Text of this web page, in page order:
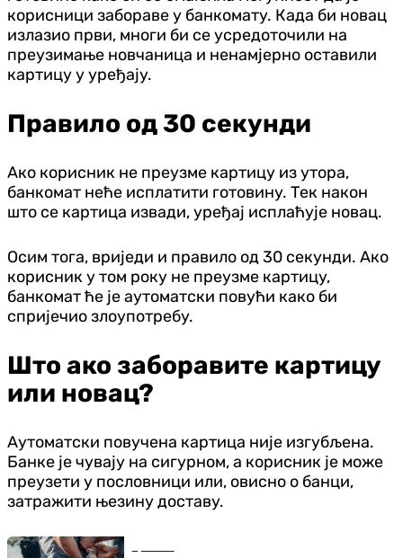
корисници забораве у банкомату. Када би новац
излазио први, многи би се усредоточили на
преузимање новчаница и ненамјерно оставили
картицу у уређају.
Правило од 30 секунди
Ако корисник не преузме картицу из утора,
банкомат неће исплатити готовину. Тек након
што се картица извади, уређај исплаћује новац.
Осим тога, вриједи и правило од 30 секунди. Ако
корисник у том року не преузме картицу,
банкомат ће је аутоматски повући како би
спријечио злоупотребу.
Што ако заборавите картицу
или новац?
Аутоматски повучена картица није изгубљена.
Банке је чувају на сигурном, а корисник је може
преузети у пословници или, овисно о банци,
затражити њезину доставу.